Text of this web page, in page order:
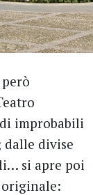
improbabili
divise
si apre poi